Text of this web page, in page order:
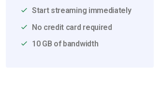
Start streaming immediately
No credit card required
10 GB of bandwidth